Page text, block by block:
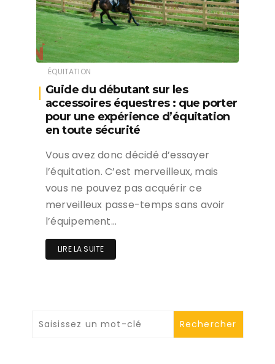
ÉQUITATION
Guide du débutant sur les
accessoires équestres : que porter
pour une expérience d’équitation
en toute sécurité
Vous avez donc décidé d’essayer
l’équitation. C’est merveilleux, mais
vous ne pouvez pas acquérir ce
merveilleux passe-temps sans avoir
l’équipement…
LIRE LA SUITE